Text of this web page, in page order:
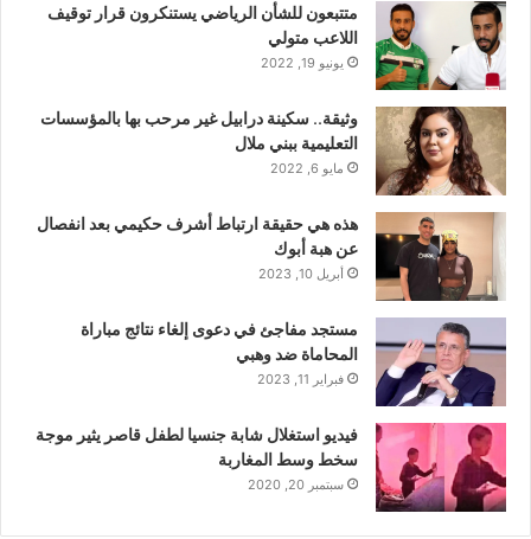
متتبعون للشأن الرياضي يستنكرون قرار توقيف
اللاعب متولي
يونيو 19, 2022
وثيقة.. سكينة درابيل غير مرحب بها بالمؤسسات
التعليمية ببني ملال
مايو 6, 2022
هذه هي حقيقة ارتباط أشرف حكيمي بعد انفصال
عن هبة أبوك
أبريل 10, 2023
مستجد مفاجئ في دعوى إلغاء نتائج مباراة
المحاماة ضد وهبي
فبراير 11, 2023
فيديو استغلال شابة جنسيا لطفل قاصر يثير موجة
سخط وسط المغاربة
سبتمبر 20, 2020